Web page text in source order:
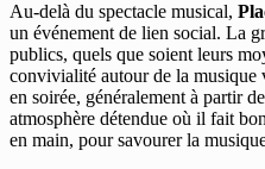
Au-delà du spectacle musical,
un événement de lien social. La
publics, quels que soient leurs
convivialité autour de la musique
en soirée, généralement à partir
atmosphère détendue où il fait
en main, pour savourer la